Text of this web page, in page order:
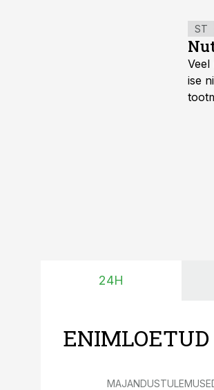
ST
Veel
ise
24H
ENIMLOETUD